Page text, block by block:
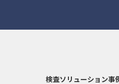
検査ソリューション事